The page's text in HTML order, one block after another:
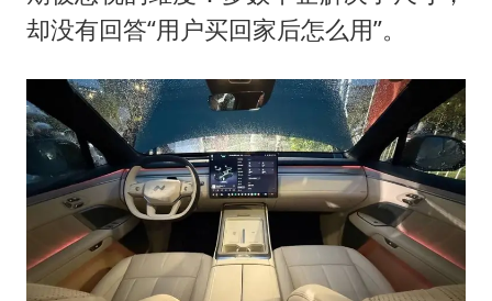
却没有回答“用户买回家后怎么用”。